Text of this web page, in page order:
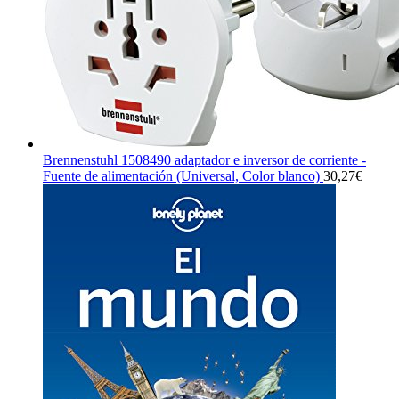
Brennenstuhl 1508490 adaptador e inversor de corriente -
Fuente de alimentación (Universal, Color blanco) 30,27€